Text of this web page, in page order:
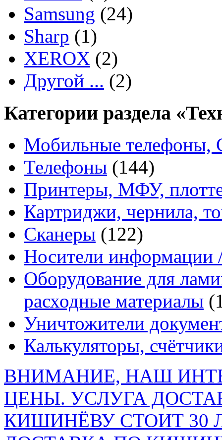
Samsung (24)
Sharp (1)
XEROX (2)
Другой ... (2)
Категории раздела
Мобильные телефоны,
Телефоны (144)
Принтеры, МФУ,
Картриджи, чернила,
Сканеры (122)
Носители информации
Оборудование для
расходные материалы
Уничтожители
Калькуляторы,
ВНИМАНИЕ, НАШ
ЦЕНЫ. УСЛУГА
КИШИНЁВУ СТОИТ 30